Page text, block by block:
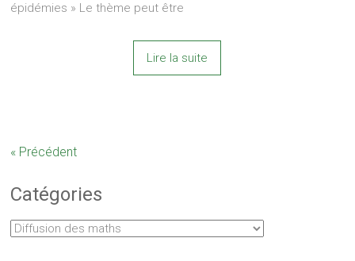
épidémies » Le thème peut être
Lire la suite
« Précédent
Catégories
Catégories